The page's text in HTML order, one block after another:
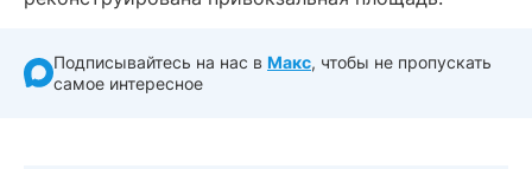
Подписывайтесь на нас в Макс, чтобы не пропускать
самое интересное